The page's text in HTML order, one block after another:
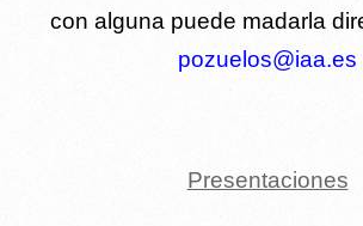
con alguna puede madarla
pozuelos@iaa.es
Presentaciones